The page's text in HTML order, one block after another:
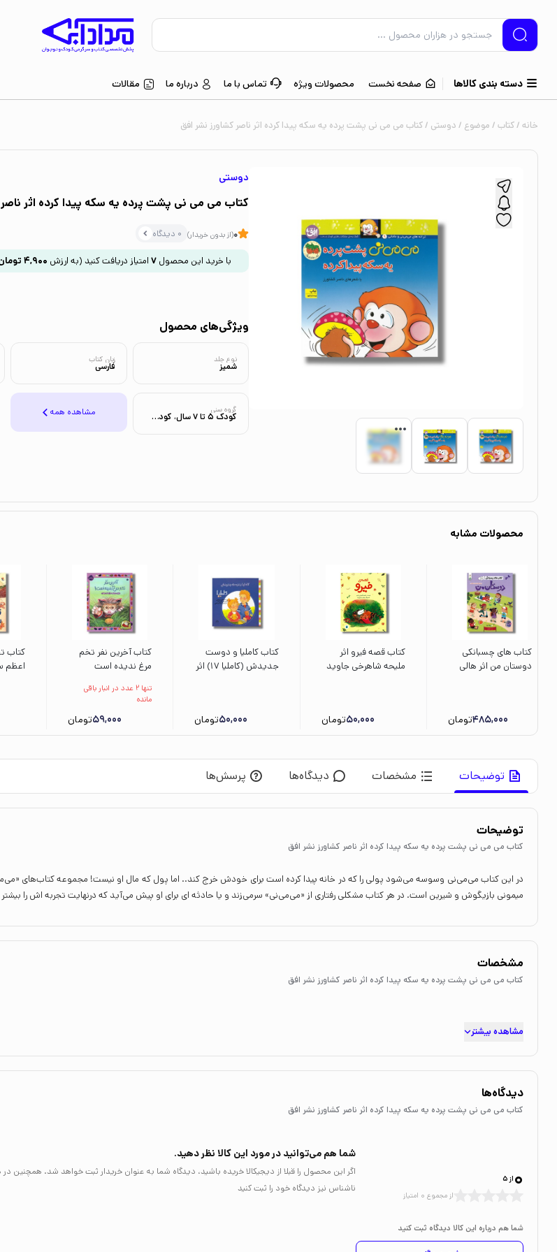
دسته بندی کالاها صفحه نخست محصولات ویژه تماس با ما درباره ما مقالات
خانه/کتاب/ موضوع / دوستی / کتاب می می نی پشت پرده یه سکه پیدا کرده اثر ناصر کشاورز نشر افق
دوستی
کتاب می می نی پشت پرده یه سکه پیدا کرده اثر
0(از بدون خریدار) 0 دیدگاه
با خرید این محصول7 امتیاز دریافت کنید (به ارزش 4,900
ویژگی‌های محصول
نوع جلد
شمیز
زبان کتاب
فارسی
گروه سنی
کودک 5 تا 7 سال، کودک 3 تا 5 سال مشاهده همه
محصولات مشابه
کتاب های چسبانکی
دوستان من اثر هالی
485,000تومان
کتاب قصه فیرو اثر
ملیحه شاهرخی جاوید
50,000تومان
کتاب کاملیا و دوست
جدیدش (کاملیا 17) اثر
50,000تومان
کتاب آخرین نفر تخم
مرغ ندیده است
اثر دایان دی گروت
تنها 2 عدد در انبار باقی
مانده
59,000تومان
کتاب
اعظم
توضیحات مشخصات دیدگاه‌ها پرسش‌ها
توضیحات
کتاب می می نی پشت پرده یه سکه پیدا کرده اثر ناصر کشاورز نشر افق
در این کتاب می‌می‌نی وسوسه می‌شود پولی را که در خانه پیدا کرده است برای خودش خرج کند.. اما پول که مال او نیست! مجموعه کتاب‌های
میمونی بازیگوش و شیرین است‌. در هر کتاب مشکلی رفتاری از «می‌می‌نی» سرمی‌زند و یا حادثه ای برای او پیش می‌آید که درنهایت تجربه اش را
مشخصات
کتاب می می نی پشت پرده یه سکه پیدا کرده اثر ناصر کشاورز نشر افق
مشاهده بیشتر
دیدگاه‌ها
کتاب می می نی پشت پرده یه سکه پیدا کرده اثر ناصر کشاورز نشر افق
0 از 5
از مجموع 0 امتیاز
شما هم درباره این کالا دیدگاه ثبت کنید
شما هم می‌توانید در مورد این کالا نظر دهید.
اگر این محصول را قبلا از دیجیکالا خریده باشید، دیدگاه شما به عنوان خریدار ثبت خواهد شد. همچنین
ناشناس نیز دیدگاه خود را ثبت کنید